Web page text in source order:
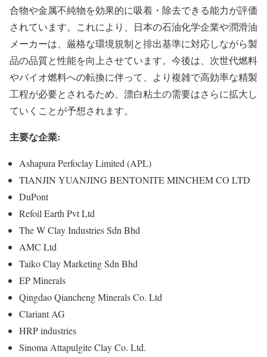
合物や金属不純物を効果的に吸着・除去できる能力が評価
されています。これにより、日本の石油化学企業や潤滑油
メーカーは、厳格な環境規制と排出基準に対応しながら製
品の品質と性能を向上させています。今後は、次世代燃料
やバイオ燃料への転換に伴って、より複雑で高効率な精製
工程が必要とされるため、漂白粘土の需要はさらに拡大し
ていくことが予想されます。
主要な企業:
Ashapura Perfoclay Limited (APL)
TIANJIN YUANJING BENTONITE MINCHEM CO LTD
DuPont
Refoil Earth Pvt Ltd
The W Clay Industries Sdn Bhd
AMC Ltd
Taiko Clay Marketing Sdn Bhd
EP Minerals
Qingdao Qiancheng Minerals Co. Ltd
Clariant AG
HRP industries
Sinoma Attapulgite Clay Co. Ltd.